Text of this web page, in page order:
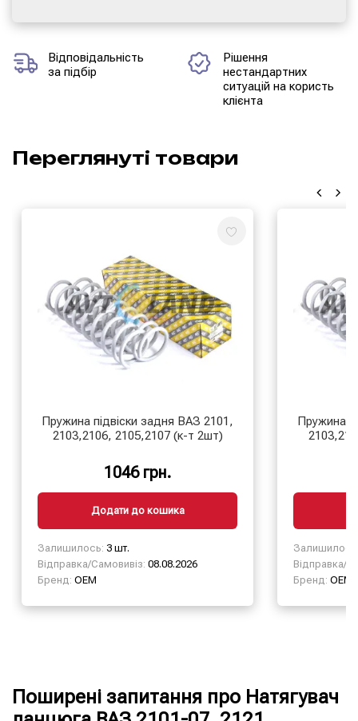
Відповідальність
за підбір
Рішення
нестандартних
ситуацій на користь
клієнта
Переглянуті товари
Пружина підвіски задня ВАЗ 2101,
2103,2106, 2105,2107 (к-т 2шт)
1046 грн.
Додати до кошика
Залишилось: 3 шт.
Відправка/Самовивіз: 08.08.2026
Бренд: OEM
Пружина
Відправка/
Бренд: OEM
Поширені запитання про Натягувач